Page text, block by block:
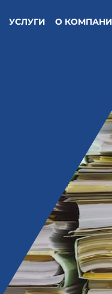
УСЛУГИ О